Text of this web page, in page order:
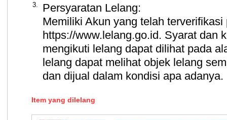
3.
Persyaratan Lelang:
Memiliki Akun yang telah terverifikasi
https://www.lelang.go.id. Syarat dan
mengikuti lelang dapat dilihat pada
lelang dapat melihat objek lelang
dan dijual dalam kondisi apa adanya.
Item yang dilelang